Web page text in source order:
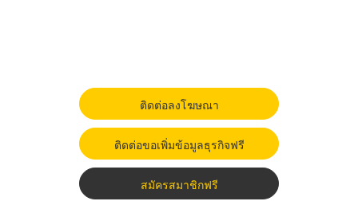
ติดต่อลงโฆษณา
ติดต่อขอเพิ่มข้อมูลธุรกิจฟรี
สมัครสมาชิกฟรี